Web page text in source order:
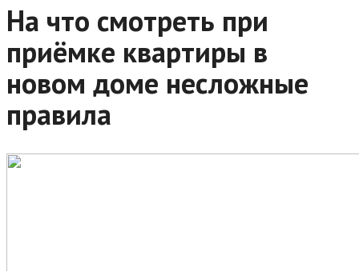
На что смотреть при
приёмке квартиры в
новом доме несложные
правила